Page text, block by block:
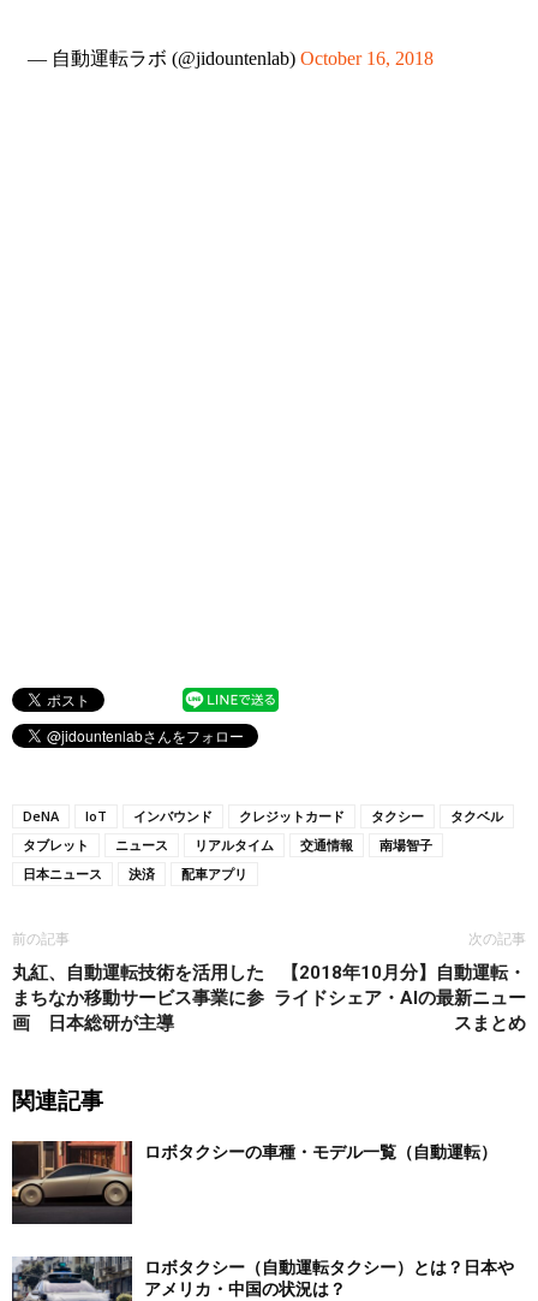
— 自動運転ラボ (@jidountenlab) October 16, 2018
DeNA IoT インバウンド クレジットカード タクシー
タクベル
タブレット
ニュース リアルタイム 交通情報
南場智子
日本ニュース
決済 配車アプリ
前の記事
丸紅、自動運転技術を活用した
まちなか移動サービス事業に参
画 日本総研が主導
次の記事
【2018年10月分】自動運転・
ライドシェア・AIの最新ニュー
スまとめ
関連記事
ロボタクシーの車種・モデル一覧（自動運転）
ロボタクシー（自動運転タクシー）とは？日本や
アメリカ・中国の状況は？